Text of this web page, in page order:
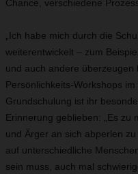
Chance, verschiedene
„Ich habe mich durch die
weiterentwickelt – zum
und auch andere überzeugen
Persönlichkeits-Workshops
Grundschulung ist ihr
Erinnerung geblieben: „Es zu
und Ärger an sich abperlen
auf unterschiedliche
sein muss, auch mal